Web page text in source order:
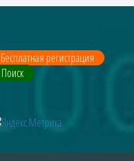
Бесплатная регистрация
Поиск